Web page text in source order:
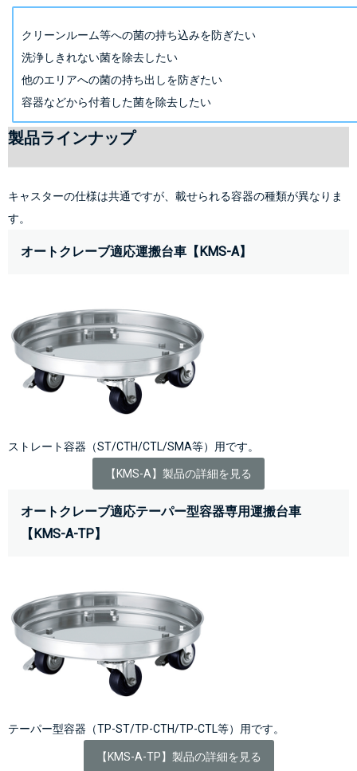
クリーンルーム等への菌の持ち込みを防ぎたい
洗浄しきれない菌を除去したい
他のエリアへの菌の持ち出しを防ぎたい
容器などから付着した菌を除去したい
製品ラインナップ
キャスターの仕様は共通ですが、載せられる容器の種類が異なりま
す。
オートクレーブ適応運搬台車【KMS-A】
ストレート容器（ST/CTH/CTL/SMA等）用です。
【KMS-A】製品の詳細を見る
オートクレーブ適応テーパー型容器専用運搬台車
【KMS-A-TP】
テーパー型容器（TP-ST/TP-CTH/TP-CTL等）用です。
【KMS-A-TP】製品の詳細を見る